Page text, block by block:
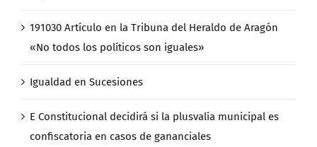
191030 Artículo en la Tribuna del Heraldo de Aragón
«No todos los políticos son iguales»
Igualdad en Sucesiones
E Constitucional decidirá si la plusvalía municipal es
confiscatoria en casos de gananciales